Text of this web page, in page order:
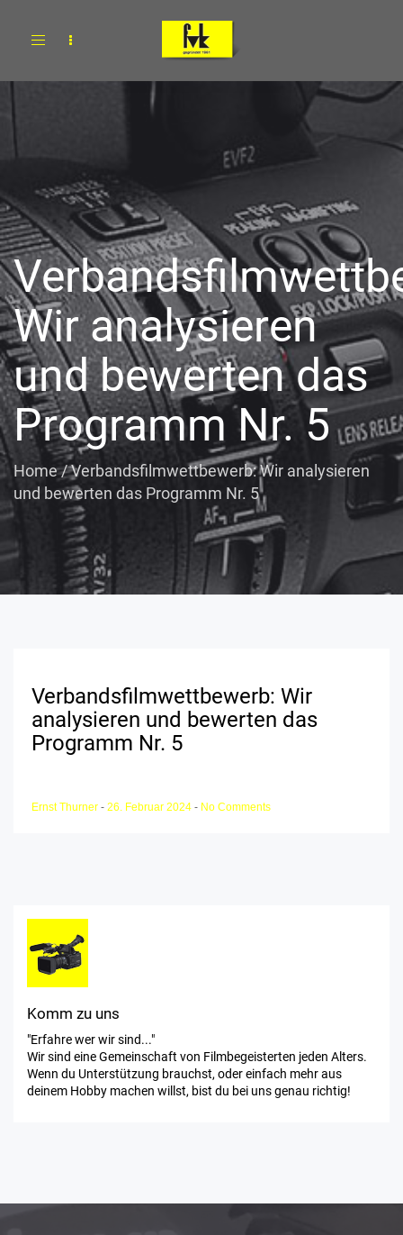
Toggle
Wir analysieren
und bewerten das
Programm Nr. 5
Home/Verbandsfilmwettbewerb: Wir analysieren
und bewerten das Programm Nr. 5
Verbandsfilmwettbewerb: Wir
analysieren und bewerten das
Programm Nr. 5
Ernst Thurner - 26. Februar 2024 - No Comments
Komm zu uns
"Erfahre wer wir sind..."
Wir sind eine Gemeinschaft von Filmbegeisterten jeden Alters.
Wenn du Unterstützung brauchst, oder einfach mehr aus
deinem Hobby machen willst, bist du bei uns genau richtig!